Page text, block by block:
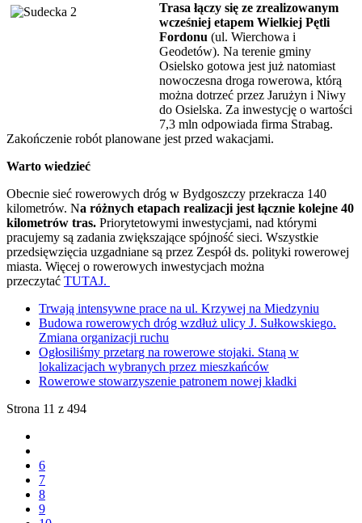
Trasa łączy się ze zrealizowanym
wcześniej etapem Wielkiej Pętli
Fordonu (ul. Wierchowa i
Geodetów). Na terenie gminy
Osielsko gotowa jest już natomiast
nowoczesna droga rowerowa, którą
można dotrzeć przez Jarużyn i Niwy
do Osielska. Za inwestycję o wartości
7,3 mln odpowiada firma Strabag.
Zakończenie robót planowane jest przed wakacjami.
Warto wiedzieć
Obecnie sieć rowerowych dróg w Bydgoszczy przekracza 140
kilometrów. Na różnych etapach realizacji jest łącznie kolejne 40
kilometrów tras. Priorytetowymi inwestycjami, nad którymi
pracujemy są zadania zwiększające spójność sieci. Wszystkie
przedsięwzięcia uzgadniane są przez Zespół ds. polityki rowerowej
miasta. Więcej o rowerowych inwestycjach można
przeczytać TUTAJ.
Trwają intensywne prace na ul. Krzywej na Miedzyniu
Budowa rowerowych dróg wzdłuż ulicy J. Sułkowskiego.
Zmiana organizacji ruchu
Ogłosiliśmy przetarg na rowerowe stojaki. Staną w
lokalizacjach wybranych przez mieszkańców
Rowerowe stowarzyszenie patronem nowej kładki
Strona 11 z 494
6
7
8
9